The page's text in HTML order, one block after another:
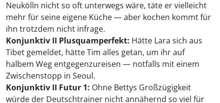
Neukölln nicht so oft unterwegs wäre, täte er vielleicht
mehr für seine eigene Küche — aber kochen kommt für
ihn trotzdem nicht infrage.
Konjunktiv II Plusquamperfekt: Hätte Lara sich aus
Tibet gemeldet, hätte Tim alles getan, um ihr auf
halbem Weg entgegenzureisen — notfalls mit einem
Zwischenstopp in Seoul.
Konjunktiv II Futur 1: Ohne Bettys Großzügigkeit
würde der Deutschtrainer nicht annähernd so viel für